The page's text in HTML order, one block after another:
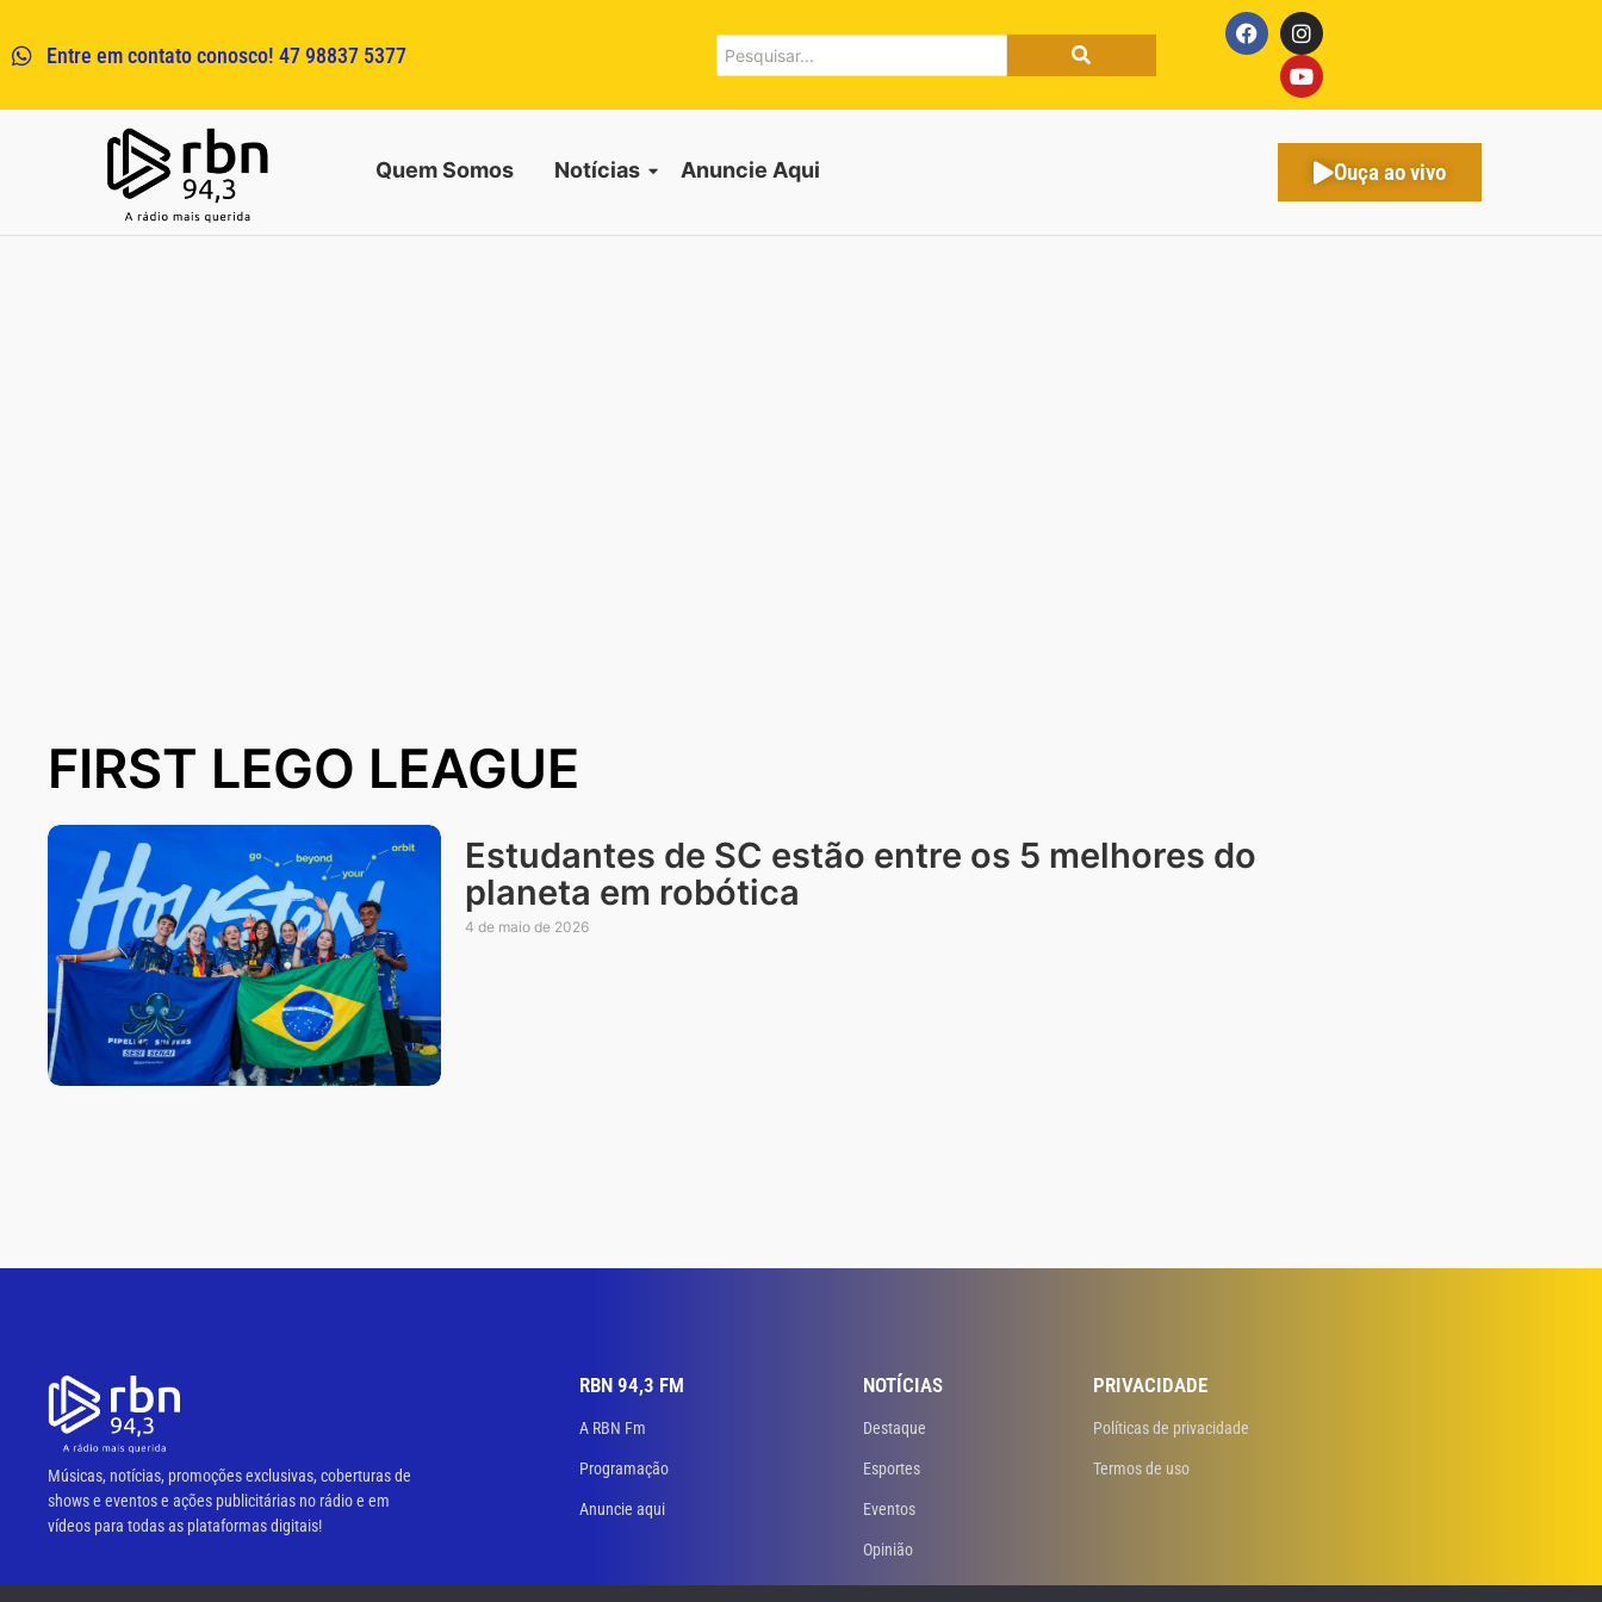
Entre em contato conosco! 47 98837 5377
Quem Somos Notícias Anuncie Aqui Ouça ao vivo
FIRST LEGO LEAGUE
Estudantes de SC estão entre os 5 melhores do
planeta em robótica
4 de maio de 2026
Músicas, notícias, promoções exclusivas, coberturas de
shows e eventos e ações publicitárias no rádio e em
vídeos para todas as plataformas digitais!
RBN 94,3 FM
A RBN Fm
Programação
Anuncie aqui
NOTÍCIAS
Destaque
Esportes
Eventos
Opinião
PRIVACIDADE
Políticas de privacidade
Termos de uso